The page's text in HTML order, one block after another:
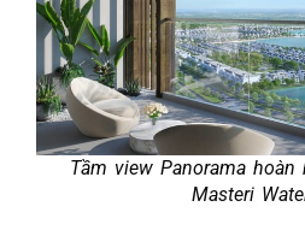
Tầm view Panorama
Masteri